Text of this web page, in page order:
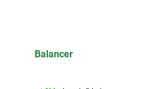
Balancer